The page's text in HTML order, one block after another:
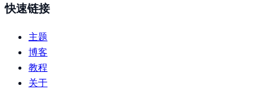
快速链接
主题
博客
教程
关于